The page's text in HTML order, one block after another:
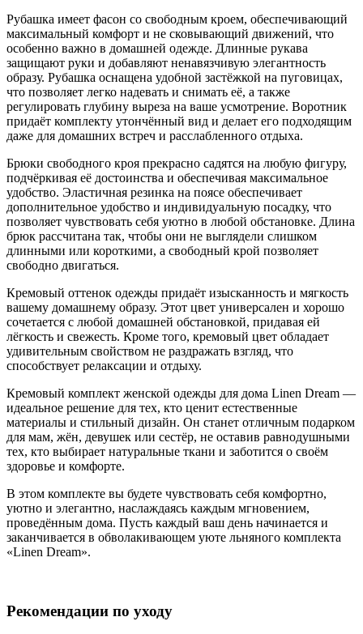
Рубашка имеет фасон со свободным кроем, обеспечивающий
максимальный комфорт и не сковывающий движений, что
особенно важно в домашней одежде. Длинные рукава
защищают руки и добавляют ненавязчивую элегантность
образу. Рубашка оснащена удобной застёжкой на пуговицах,
что позволяет легко надевать и снимать её, а также
регулировать глубину выреза на ваше усмотрение. Воротник
придаёт комплекту утончённый вид и делает его подходящим
даже для домашних встреч и расслабленного отдыха.
Брюки свободного кроя прекрасно садятся на любую фигуру,
подчёркивая её достоинства и обеспечивая максимальное
удобство. Эластичная резинка на поясе обеспечивает
дополнительное удобство и индивидуальную посадку, что
позволяет чувствовать себя уютно в любой обстановке. Длина
брюк рассчитана так, чтобы они не выглядели слишком
длинными или короткими, а свободный крой позволяет
свободно двигаться.
Кремовый оттенок одежды придаёт изысканность и мягкость
вашему домашнему образу. Этот цвет универсален и хорошо
сочетается с любой домашней обстановкой, придавая ей
лёгкость и свежесть. Кроме того, кремовый цвет обладает
удивительным свойством не раздражать взгляд, что
способствует релаксации и отдыху.
Кремовый комплект женской одежды для дома Linen Dream —
идеальное решение для тех, кто ценит естественные
материалы и стильный дизайн. Он станет отличным подарком
для мам, жён, девушек или сестёр, не оставив равнодушными
тех, кто выбирает натуральные ткани и заботится о своём
здоровье и комфорте.
В этом комплекте вы будете чувствовать себя комфортно,
уютно и элегантно, наслаждаясь каждым мгновением,
проведённым дома. Пусть каждый ваш день начинается и
заканчивается в обволакивающем уюте льняного комплекта
«Linen Dream».
Рекомендации по уходу